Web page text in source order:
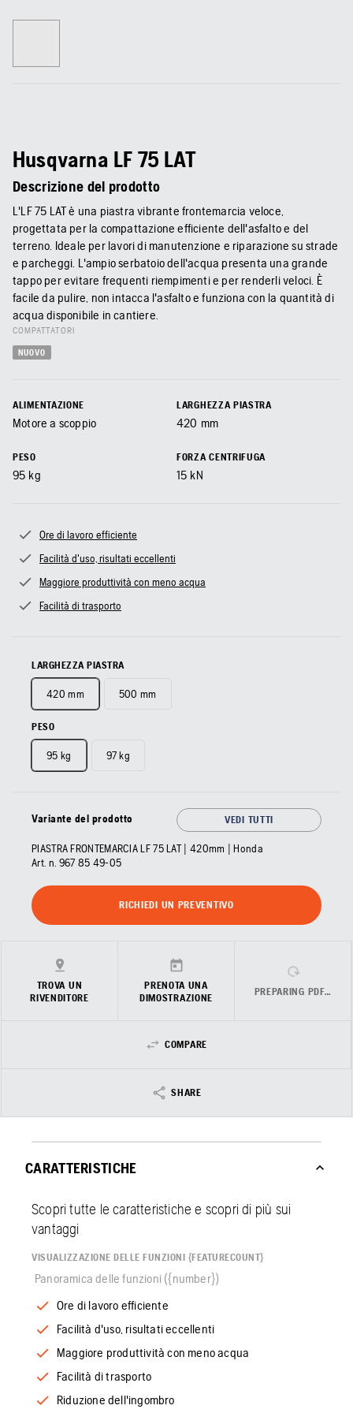
Husqvarna LF 75 LAT
Descrizione del prodotto
L'LF 75 LAT è una piastra vibrante frontemarcia veloce,
progettata per la compattazione efficiente dell'asfalto e del
terreno. Ideale per lavori di manutenzione e riparazione su strade
e parcheggi. L'ampio serbatoio dell'acqua presenta una grande
tappo per evitare frequenti riempimenti e per renderli veloci. È
facile da pulire, non intacca l'asfalto e funziona con la quantità di
acqua disponibile in cantiere.
COMPATTATORI
NUOVO
ALIMENTAZIONE
Motore a scoppio
LARGHEZZA PIASTRA
420 mm
PESO
95 kg
FORZA CENTRIFUGA
15 kN
Ore di lavoro efficiente
Facilità d'uso, risultati eccellenti
Maggiore produttività con meno acqua
Facilità di trasporto
LARGHEZZA PIASTRA
420 mm 500 mm
PESO
95 kg 97 kg
Variante del prodotto VEDI TUTTI
PIASTRA FRONTEMARCIA LF 75 LAT | 420mm | Honda
Art. n. 967 85 49‑05
RICHIEDI UN PREVENTIVO
TROVA UN
RIVENDITORE
PRENOTA UNA
DIMOSTRAZIONE
PREPARING PDF…
COMPARE
SHARE
CARATTERISTICHE
Scopri tutte le caratteristiche e scopri di più sui
vantaggi
VISUALIZZAZIONE DELLE FUNZIONI {FEATURECOUNT}
Panoramica delle funzioni ({number})
Ore di lavoro efficiente
Facilità d'uso, risultati eccellenti
Maggiore produttività con meno acqua
Facilità di trasporto
Riduzione dell'ingombro